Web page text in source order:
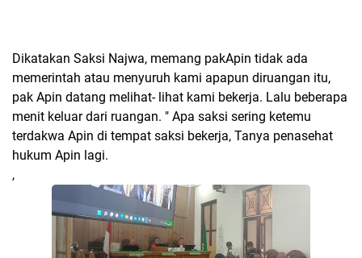
Dikatakan Saksi Najwa, memang pakApin tidak ada
memerintah atau menyuruh kami apapun diruangan itu,
pak Apin datang melihat- lihat kami bekerja. Lalu beberapa
menit keluar dari ruangan. " Apa saksi sering ketemu
terdakwa Apin di tempat saksi bekerja, Tanya penasehat
hukum Apin lagi.
,